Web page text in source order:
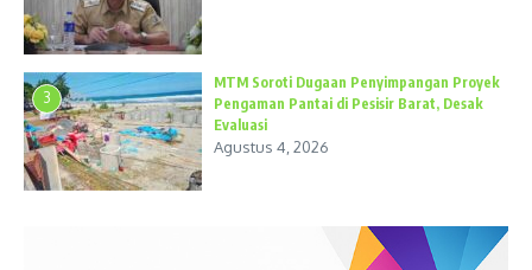
3
MTM Soroti Dugaan Penyimpangan Proyek
Pengaman Pantai di Pesisir Barat, Desak
Evaluasi
Agustus 4, 2026